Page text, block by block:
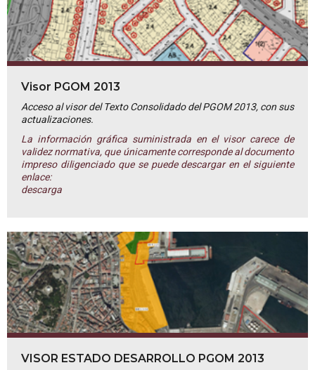
Visor PGOM 2013
Acceso al visor del Texto Consolidado del PGOM 2013, con sus
actualizaciones.
La información gráfica suministrada en el visor carece de
validez normativa, que únicamente corresponde al documento
impreso diligenciado que se puede descargar en el siguiente
enlace:
descarga
VISOR ESTADO DESARROLLO PGOM 2013